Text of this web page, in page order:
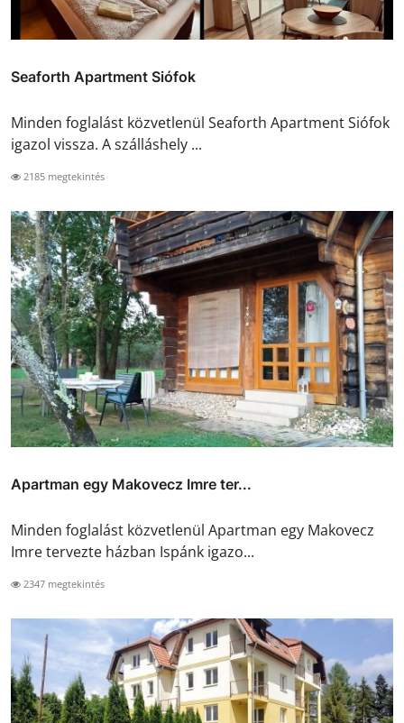
Seaforth Apartment Siófok
Minden foglalást közvetlenül Seaforth Apartment Siófok
igazol vissza. A szálláshely ...
2185 megtekintés
Apartman egy Makovecz Imre ter...
Minden foglalást közvetlenül Apartman egy Makovecz
Imre tervezte házban Ispánk igazo...
2347 megtekintés